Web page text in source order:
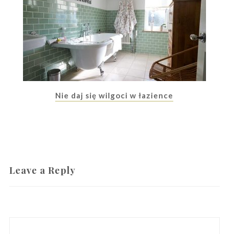
Nie daj się wilgoci w łazience
Leave a Reply